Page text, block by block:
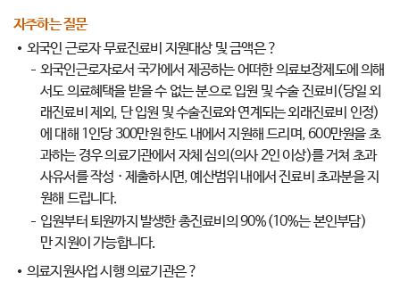
자주하는 질문
외국인 근로자 무료진료비 지원대상 및 금액은 ?
외국인근로자로서 국가에서 제공하는 어떠한 의료보장제도에 의해
서도 의료혜택을 받을 수 없는 분으로 입원 및 수술 진료비(당일 외
래진료비 제외, 단 입원 및 수술진료와 연계되는 외래진료비 인정)
에 대해 1인당 300만원 한도 내에서 지원해 드리며, 600만원을 초
과하는 경우 의료기관에서 자체 심의(의사 2인 이상)를 거쳐 초과
사유서를 작성 · 제출하시면, 예산범위 내에서 진료비 초과분을 지
원해 드립니다.
입원부터 퇴원까지 발생한 총진료비의 90%(10%는 본인부담)
만 지원이 가능합니다.
의료지원사업 시행 의료기관은 ?